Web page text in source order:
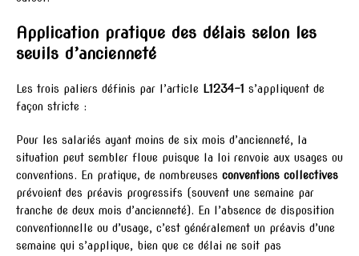
Application pratique des délais selon les
seuils d’ancienneté
Les trois paliers définis par l’article L1234-1 s’appliquent de
façon stricte :
Pour les salariés ayant moins de six mois d’ancienneté, la
situation peut sembler floue puisque la loi renvoie aux usages ou
conventions. En pratique, de nombreuses conventions collectives
prévoient des préavis progressifs (souvent une semaine par
tranche de deux mois d’ancienneté). En l’absence de disposition
conventionnelle ou d’usage, c’est généralement un préavis d’une
semaine qui s’applique, bien que ce délai ne soit pas